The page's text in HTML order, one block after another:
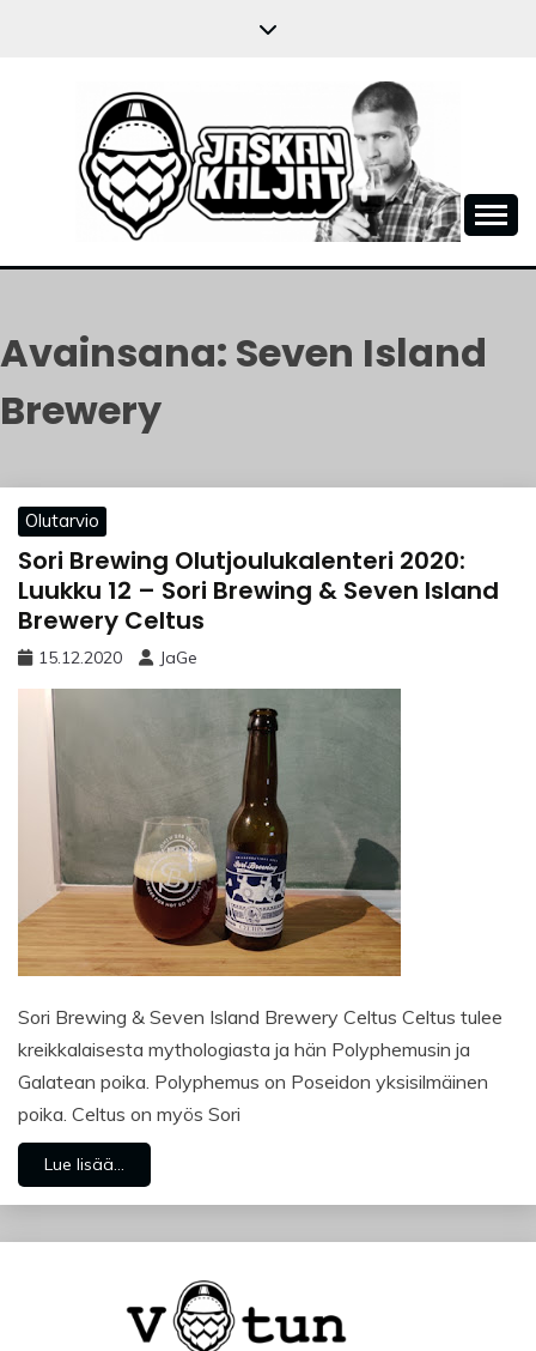
JASKANKALJAT
Avainsana: Seven Island
Brewery
Olutarvio
Sori Brewing Olutjoulukalenteri 2020:
Luukku 12 – Sori Brewing & Seven Island
Brewery Celtus
15.12.2020 JaGe
Sori Brewing & Seven Island Brewery Celtus Celtus tulee
kreikkalaisesta mythologiasta ja hän Polyphemusin ja
Galatean poika. Polyphemus on Poseidon yksisilmäinen
poika. Celtus on myös Sori
Lue lisää...